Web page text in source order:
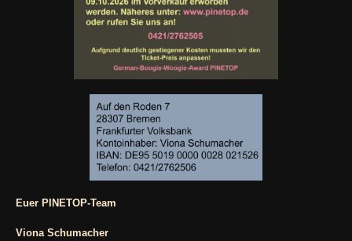
Euer PINETOP-Team
Viona Schumacher